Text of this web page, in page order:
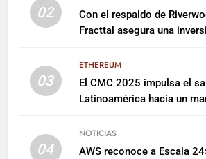
02
Con el respaldo de
Fracttal asegura una
03
ETHEREUM
El CMC 2025 impulsa el
Latinoamérica hacia un
04
NOTICIAS
AWS reconoce a Escala